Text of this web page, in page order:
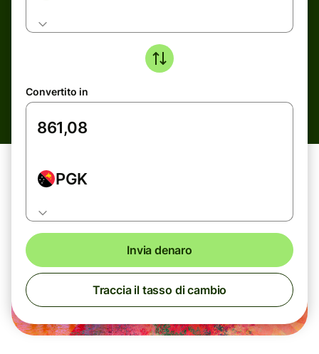
Convertito in
PGK
Invia denaro
Traccia il tasso di cambio